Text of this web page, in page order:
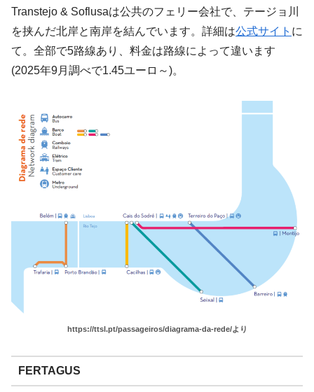
Transtejo & Soflusaは公共のフェリー会社で、テージョ川
を挟んだ北岸と南岸を結んでいます。詳細は公式サイト に
て。全部で5路線あり、料金は路線によって違います
(2025年9月調べで1.45ユーロ～)。
https://ttsl.pt/passageiros/diagrama-da-rede/より
FERTAGUS